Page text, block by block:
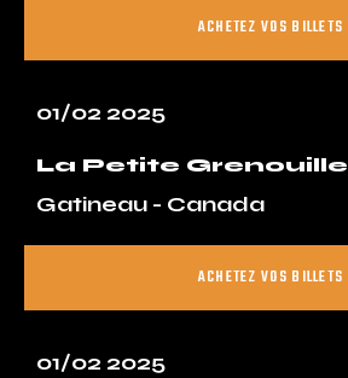
ACHETEZ VOS BILLETS
01/02 2025
La Petite Grenouille
Gatineau - Canada
ACHETEZ VOS BILLETS
01/02 2025